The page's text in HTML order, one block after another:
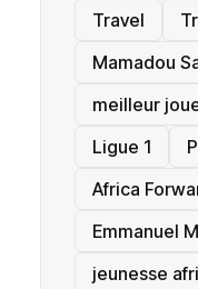
Travel
Mamadou
meilleur
Ligue 1
‎Africa
Emmanuel
jeunesse